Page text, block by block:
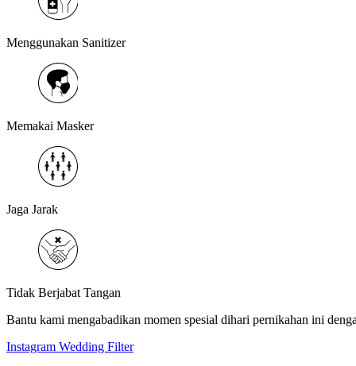
Menggunakan Sanitizer
Memakai Masker
Jaga Jarak
Tidak Berjabat Tangan
Bantu kami mengabadikan momen spesial dihari pernikahan ini
Instagram Wedding Filter